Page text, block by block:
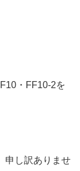
・FF10-2を
申し訳ありませ